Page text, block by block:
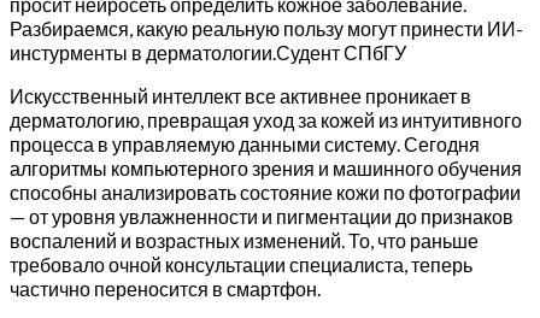
Разбираемся, какую реальную пользу могут принести ИИ-
инстурменты в дерматологии.Судент СПбГУ
Искусственный интеллект все активнее проникает в
дерматологию, превращая уход за кожей из интуитивного
процесса в управляемую данными систему. Сегодня
алгоритмы компьютерного зрения и машинного обучения
способны анализировать состояние кожи по фотографии
— от уровня увлажненности и пигментации до признаков
воспалений и возрастных изменений. То, что раньше
требовало очной консультации специалиста, теперь
частично переносится в смартфон.